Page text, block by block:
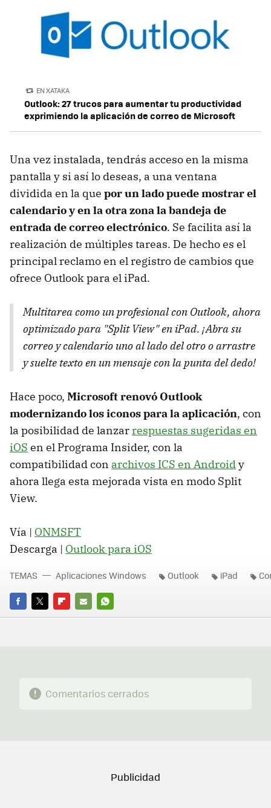
EN XATAKA
Outlook: 27 trucos para aumentar tu productividad
exprimiendo la aplicación de correo de Microsoft
Una vez instalada, tendrás acceso en la misma
pantalla y si así lo deseas, a una ventana
dividida en la que por un lado puede mostrar el
calendario y en la otra zona la bandeja de
entrada de correo electrónico. Se facilita así la
realización de múltiples tareas. De hecho es el
principal reclamo en el registro de cambios que
ofrece Outlook para el iPad.
Multitarea como un profesional con Outlook, ahora
optimizado para "Split View" en iPad. ¡Abra su
correo y calendario uno al lado del otro o arrastre
y suelte texto en un mensaje con la punta del dedo!
Hace poco, Microsoft renovó Outlook
modernizando los iconos para la aplicación, con
la posibilidad de lanzar respuestas sugeridas en
iOS en el Programa Insider, con la
compatibilidad con archivos ICS en Androidy
ahora llega esta mejorada vista en modo Split
View.
Vía | ONMSFT
Descarga | Outlook para iOS
FACEBOOK
TWITTERFLIPBOARD
E-
WHATSAPP
TEMAS Aplicaciones Windows Outlook iPad
Comentarios cerrados